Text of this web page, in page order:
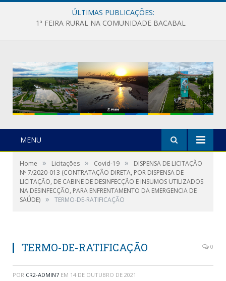
ÚLTIMAS PUBLICAÇÕES:
1ª FEIRA RURAL NA COMUNIDADE BACABAL
MENU
Home » Licitações » Covid-19 »
DISPENSA DE LICITAÇÃO
Nº 7/2020-013 (CONTRATAÇÃO DIRETA, POR DISPENSA DE
LICITAÇÃO, DE CABINE DE DESINFECÇÃO E INSUMOS UTILIZADOS
NA DESINFECÇÃO, PARA ENFRENTAMENTO DA EMERGENCIA DE
SAÚDE) » TERMO-DE-RATIFICAÇÃO
TERMO-DE-RATIFICAÇÃO 0
POR CR2-ADMIN7 EM 14 DE OUTUBRO DE 2021